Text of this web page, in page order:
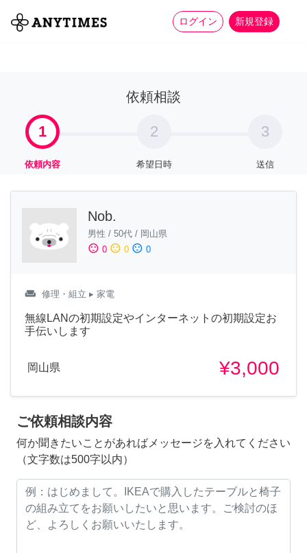
ログイン 新規登録
全て 家事 more_horiz
依頼相談
1
依頼内容
2
希望日時
3
送信
Nob.
男性 / 50代 / 岡山県
sentiment_satisfied 0 sentiment_neutral 0 sentiment_dissatisfied 0
weekend 修理・組立 ▸ 家電
無線LANの初期設定やインターネットの初期設定お
手伝いします
岡山県 ¥3,000
ご依頼相談内容
何か聞きたいことがあればメッセージを入れてください
（文字数は500字以内）